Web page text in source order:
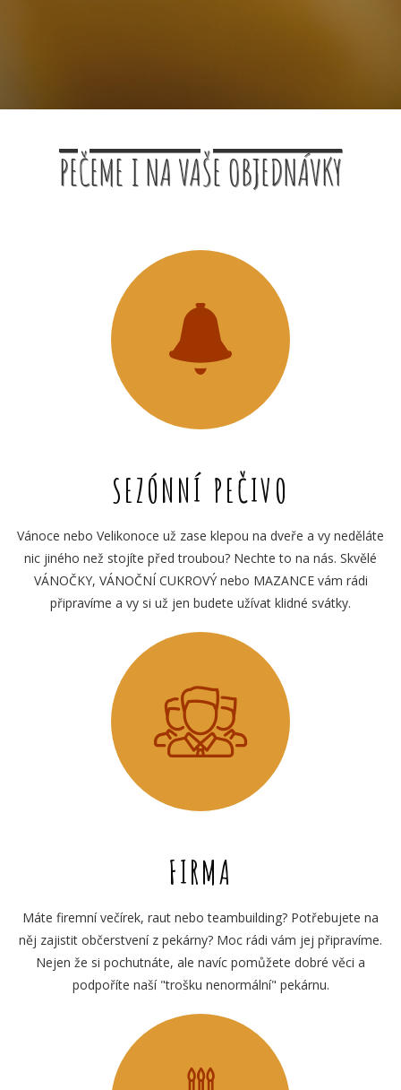
PEČEME I NA VAŠE OBJEDNÁVKY
SEZÓNNÍ PEČIVO
Vánoce nebo Velikonoce už zase klepou na dveře a vy neděláte
nic jiného než stojíte před troubou? Nechte to na nás. Skvělé
VÁNOČKY, VÁNOČNÍ CUKROVÝ nebo MAZANCE vám rádi
připravíme a vy si už jen budete užívat klidné svátky.
FIRMA
Máte firemní večírek, raut nebo teambuilding? Potřebujete na
něj zajistit občerstvení z pekárny? Moc rádi vám jej připravíme.
Nejen že si pochutnáte, ale navíc pomůžete dobré věci a
podpoříte naší "trošku nenormální" pekárnu.